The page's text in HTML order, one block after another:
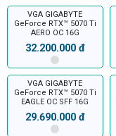
VGA GIGABYTE
GeForce RTX™ 5070 Ti
AERO OC 16G
32.200.000 đ
VGA GIGABYTE
GeForce RTX™ 5070 Ti
EAGLE OC SFF 16G
29.690.000 đ